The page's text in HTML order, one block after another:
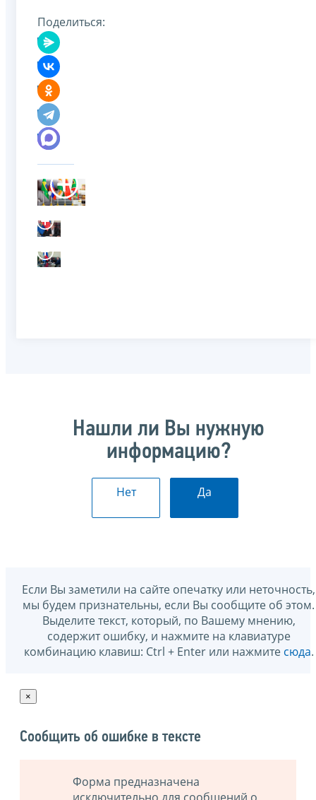
Поделиться:
Нашли ли Вы нужную
информацию?
Нет Да
Если Вы заметили на сайте опечатку или неточность,
мы будем признательны, если Вы сообщите об этом.
Выделите текст, который, по Вашему мнению,
содержит ошибку, и нажмите на клавиатуре
комбинацию клавиш: Ctrl + Enter или нажмите сюда.
×
Сообщить об ошибке в тексте
Форма предназначена